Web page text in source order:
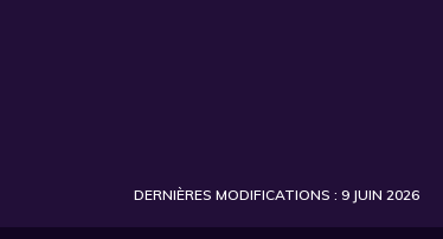
DERNIÈRES MODIFICATIONS : 9 JUIN 2026